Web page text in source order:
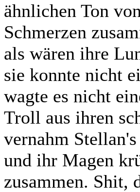
ähnlichen Ton
Schmerzen
als wären ihre
sie konnte nicht
wagte es nicht
Troll aus ihren
vernahm
und ihr Magen
zusammen. Shit,